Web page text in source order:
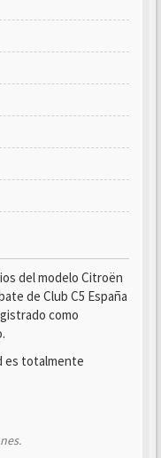
del modelo Citroën
de Club C5 España
como
es totalmente